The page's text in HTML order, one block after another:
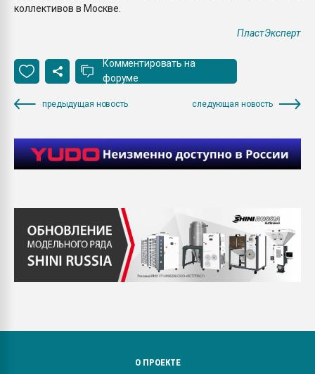
коллективов в Москве.
ПластЭксперт
Комментировать на
форуме
предыдущая новость следующая новость
О ПРОЕКТЕ